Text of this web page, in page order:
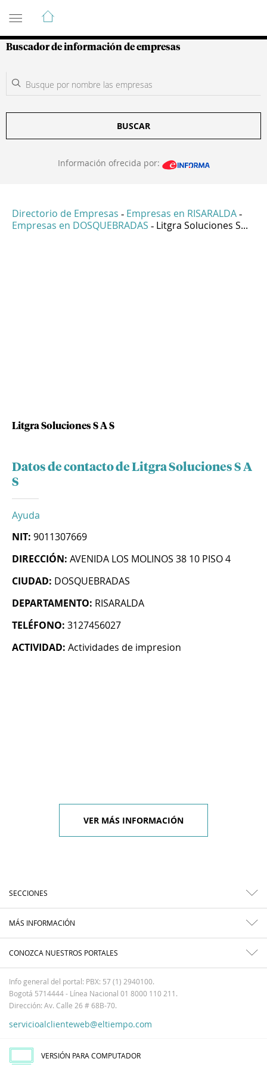
Guía de Empresas Colombianas
Buscador de información de empresas
BUSCAR
Información ofrecida por:
Directorio de Empresas - Empresas en RISARALDA -
Empresas en DOSQUEBRADAS - Litgra Soluciones S...
Litgra Soluciones S A S
Datos de contacto de Litgra Soluciones S A
S
Ayuda
NIT: 9011307669
DIRECCIÓN: AVENIDA LOS MOLINOS 38 10 PISO 4
CIUDAD: DOSQUEBRADAS
DEPARTAMENTO: RISARALDA
TELÉFONO: 3127456027
ACTIVIDAD: Actividades de impresion
VER MÁS INFORMACIÓN
SECCIONES
MÁS INFORMACIÓN
CONOZCA NUESTROS PORTALES
Info general del portal: PBX: 57 (1) 2940100.
Bogotá 5714444 - Línea Nacional 01 8000 110 211.
Dirección: Av. Calle 26 # 68B-70.
servicioalclienteweb@eltiempo.com
VERSIÓN PARA COMPUTADOR